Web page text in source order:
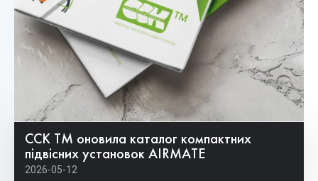
ССК ТМ оновила каталог компактних
підвісних установок AIRMATE
2026-05-12